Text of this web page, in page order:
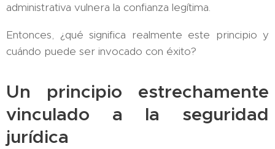
administrativa vulnera la confianza legítima.
Entonces, ¿qué significa realmente este principio y
cuándo puede ser invocado con éxito?
Un principio estrechamente
vinculado a la seguridad
jurídica